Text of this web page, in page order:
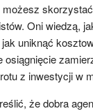
Oni wiedzą,
uniknąć
osiągnięcie
z inwestycji w
że dobra